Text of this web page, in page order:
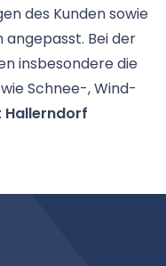
des Kunden sowie
Bei der
insbesondere die
Schnee-, Wind-
Hallerndorf